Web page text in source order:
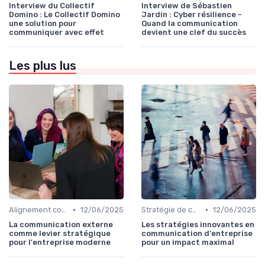
Interview du Collectif
Domino : Le Collectif Domino
une solution pour
communiquer avec effet
Interview de Sébastien
Jardin : Cyber résilience -
Quand la communication
devient une clef du succès
Les plus lus
Alignement communication & stratégie business • 12/06/2025
La communication externe
comme levier stratégique
pour l'entreprise moderne
Stratégie de communication d’entreprise • 12/06/2025
Les stratégies innovantes en
communication d'entreprise
pour un impact maximal